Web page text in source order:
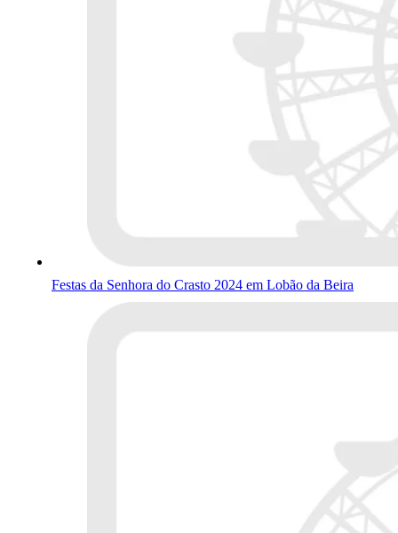
Festas da Senhora do Crasto 2024 em Lobão da Beira